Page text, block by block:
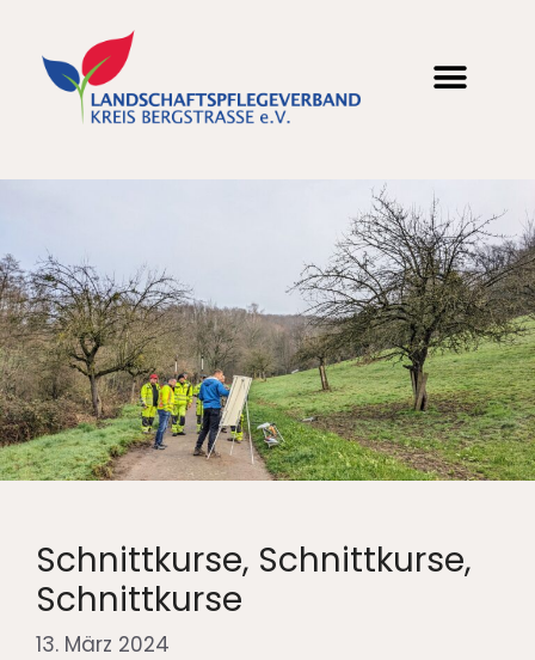
Schnittkurse, Schnittkurse,
Schnittkurse
13. März 2024